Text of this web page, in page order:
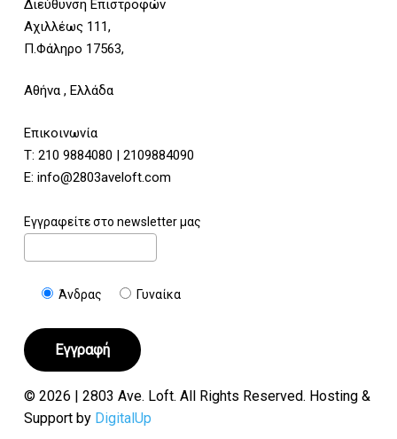
Διεύθυνση Επιστροφών
Αχιλλέως 111,
Π.Φάληρο 17563,
Αθήνα , Ελλάδα
Επικοινωνία
Τ: 210 9884080 | 2109884090
E: info@2803aveloft.com
Εγγραφείτε στο newsletter μας
Άνδρας Γυναίκα
© 2026 | 2803 Ave. Loft. All Rights Reserved. Hosting &
Support by DigitalUp